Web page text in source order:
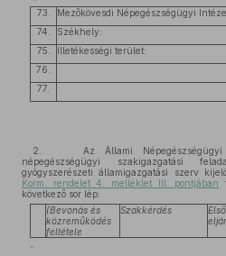
73.
Mezőkövesdi Népegészségügyi
74.
Székhely:
75.
Illetékességi terület:
76.
77.
2. Az Állami Népegészségügyi
népegészségügyi szakigazgatási
gyógyszerészeti államigazgatási szerv
Korm. rendelet 4. melléklet III. pontjában
következő sor lép:
(Bevonás és
közreműködés
feltétele
Szakkérdés